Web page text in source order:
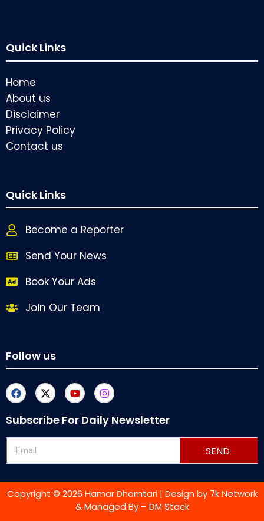
Quick Links
Home
About us
Disclaimer
Privacy Policy
Contact us
Quick Links
Become a Reporter
Send Your News
Book Your Ads
Join Our Team
Follow us
Subscribe For Daily Newsletter
SEND
Copyright © 2026 Hamar Dhamtari | Design by 7k Network
& Managed By – DM Stack